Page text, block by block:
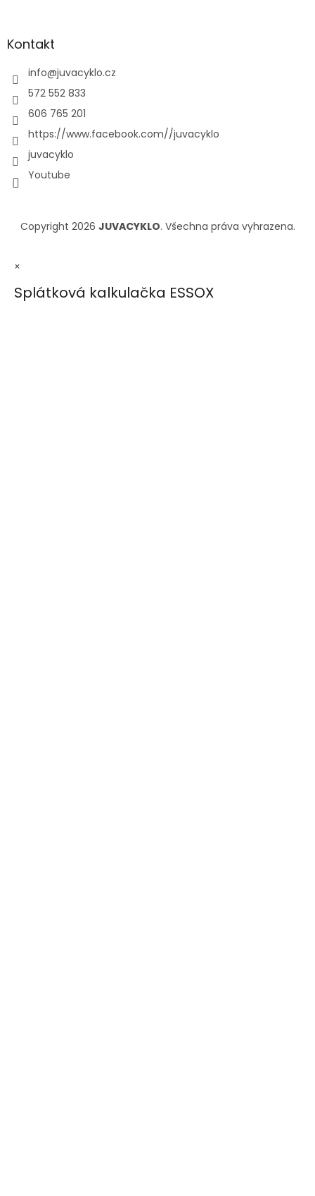
Kontakt
info@juvacyklo.cz
572 552 833
606 765 201
https://www.facebook.com//juvacyklo
juvacyklo
Youtube
Copyright 2026 JUVACYKLO. Všechna práva vyhrazena.
×
Splátková kalkulačka ESSOX